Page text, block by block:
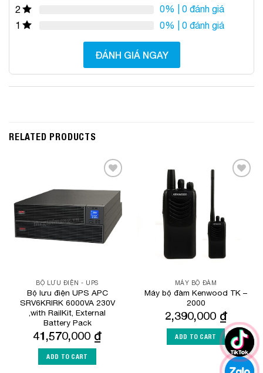
2
0% | 0 đánh giá
1
0% | 0 đánh giá
ĐÁNH GIÁ NGAY
RELATED PRODUCTS
Wishlist
BỘ LƯU ĐIỆN - UPS
Bộ lưu điện UPS APC
SRV6KRIRK 6000VA 230V
,with RailKit, External
Battery Pack
41,570,000 ₫
ADD TO CART
MÁY BỘ ĐÀM
Máy bộ đàm Kenwood TK –
2000
2,390,000 ₫
ADD TO CART